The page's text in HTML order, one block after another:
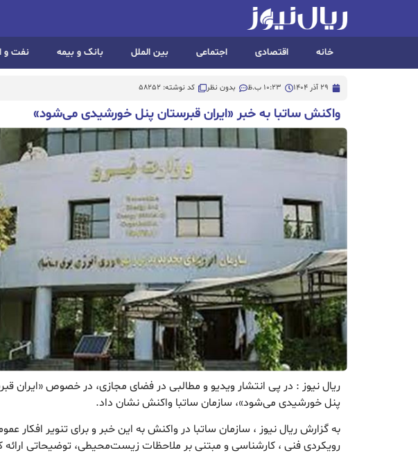
خانه اقتصادی اجتماعی بین الملل بانک و بیمه نفت و
29 آذر 1404 10:23 ب.ظ بدون نظر کد نوشته: 58252
واکنش ساتبا به خبر «ایران قبرستان پنل خورشیدی می‌شود»
ریال نیوز : در پی انتشار ویدیو و مطالبی در فضای مجازی، در خصوص «ایران
پنل خورشیدی می‌شود»، سازمان ساتبا واکنش نشان داد.
به گزارش ریال نیوز ، سازمان ساتبا در واکنش به این خبر و برای تنویر افکار
رویکردی فنی ، کارشناسی و مبتنی بر ملاحظات زیست‌محیطی، توضیحاتی ارائه